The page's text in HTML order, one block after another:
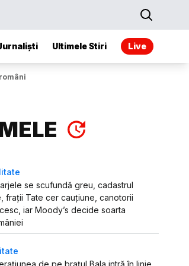
Ultimele Stiri Live
se scufundă greu, cadastrul
frații Tate cer cauțiune, canotorii
iar Moody’s decide soarta
de pe brațul Bala intră în linie